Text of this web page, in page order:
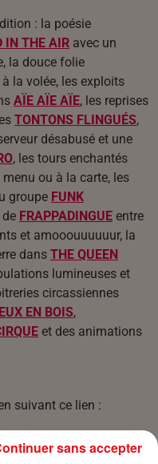
: la poésie
IN THE AIR avec un
la douce folie
la volée, les exploits
AÏE AÏE AÏE, les reprises
TONTONS FLINGUÉS,
désabusé et une
, les tours enchantés
menu ou à la carte, les
groupe FUNK
FRAPPADINGUE entre
et amooouuuuuur, la
dans THE QUEEN
lumineuses et
circassiennes
EN BOIS,
et des animations
suivant ce lien :
sans accepter